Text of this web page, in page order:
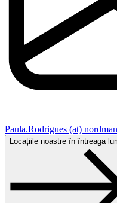
Paula.Rodrigues (at)
Locațiile noastre în întreaga